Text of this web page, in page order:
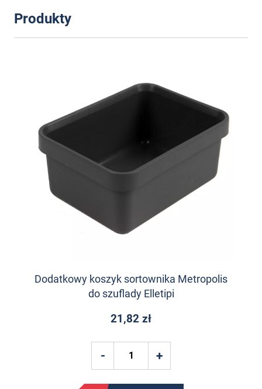
Produkty
Dodatkowy koszyk sortownika Metropolis
do szuflady Elletipi
21,82 zł